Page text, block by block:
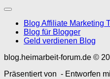
Blog Affiliate Marketing
Blog für Blogger
Geld verdienen Blog
blog.heimarbeit-forum.de ©
Präsentiert von - Entworfen